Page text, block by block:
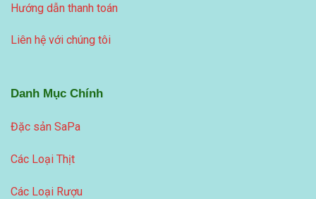
Hướng dẫn thanh toán
Liên hệ với chúng tôi
Danh Mục Chính
Đặc sản SaPa
Các Loại Thịt
Các Loại Rượu